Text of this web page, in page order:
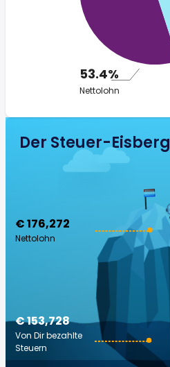
53.4%
Nettolohn
Der Steuer-Eisberg
€ 176,272
Nettolohn
€ 153,728
Von Dir bezahlte
Steuern